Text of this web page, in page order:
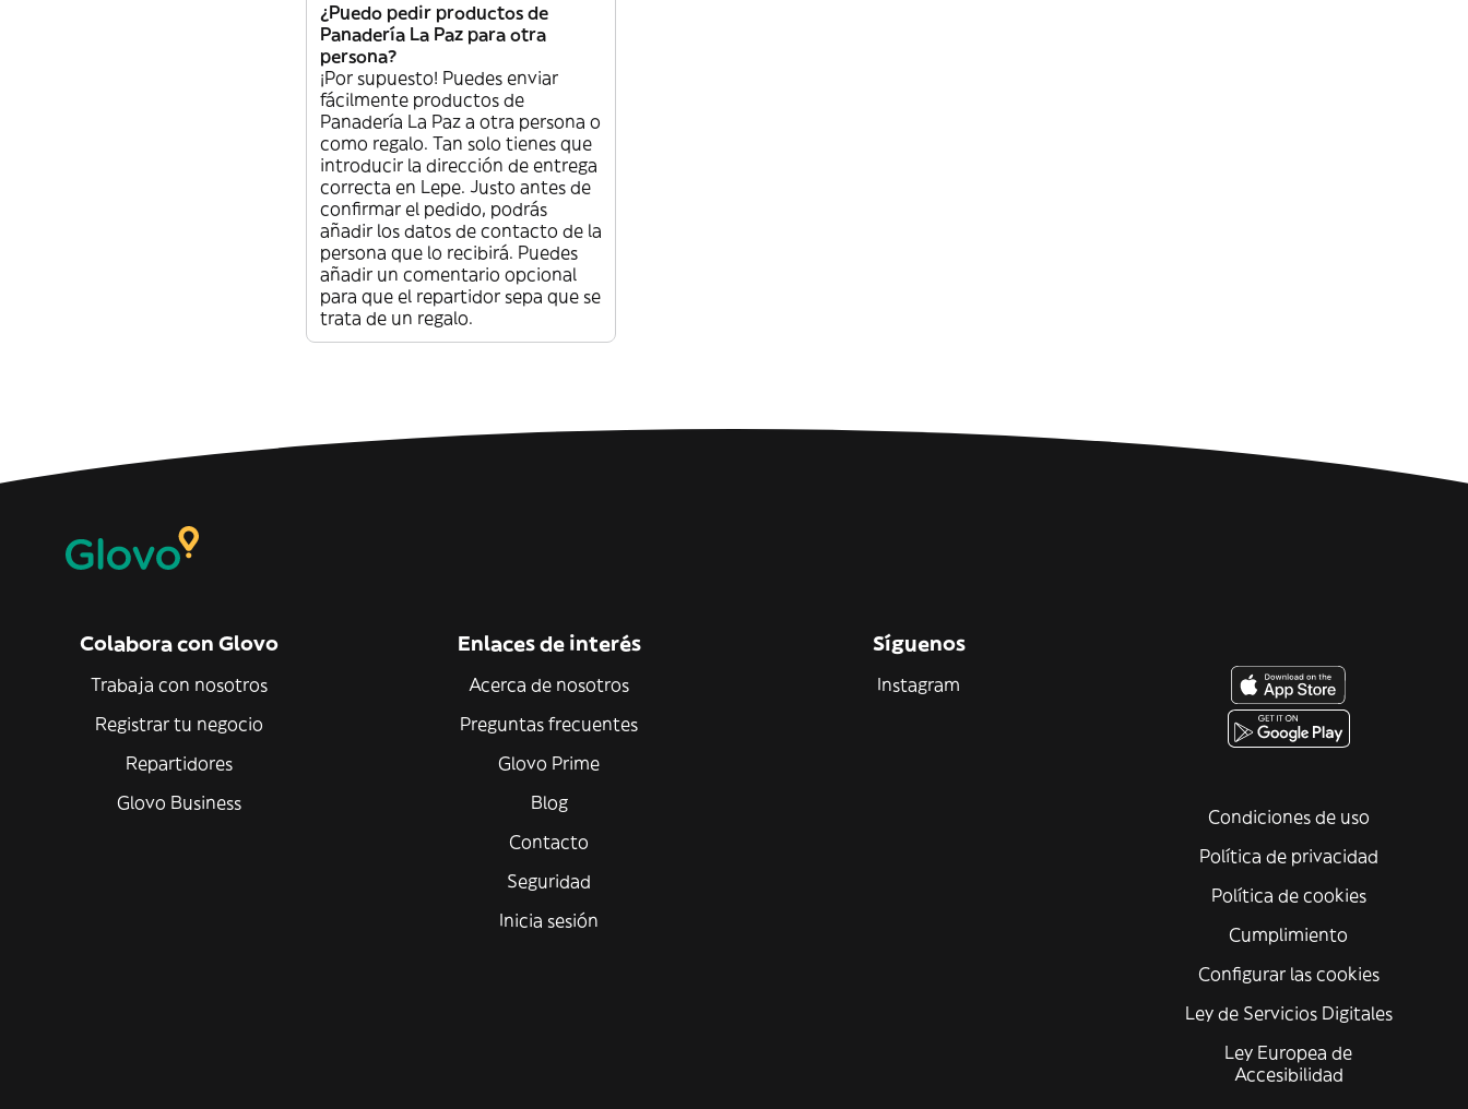
¿Puedo pedir productos de
Panadería La Paz para otra
persona?
¡Por supuesto! Puedes enviar
fácilmente productos de
Panadería La Paz a otra persona o
como regalo. Tan solo tienes que
introducir la dirección de entrega
correcta en Lepe. Justo antes de
confirmar el pedido, podrás
añadir los datos de contacto de la
persona que lo recibirá. Puedes
añadir un comentario opcional
para que el repartidor sepa que se
trata de un regalo.
Colabora con Glovo
Trabaja con nosotros
Registrar tu negocio
Repartidores
Glovo Business
Enlaces de interés
Acerca de nosotros
Preguntas frecuentes
Glovo Prime
Blog
Contacto
Seguridad
Inicia sesión
Síguenos
Instagram
Condiciones de uso
Política de privacidad
Política de cookies
Cumplimiento
Configurar las cookies
Ley de Servicios Digitales
Ley Europea de
Accesibilidad